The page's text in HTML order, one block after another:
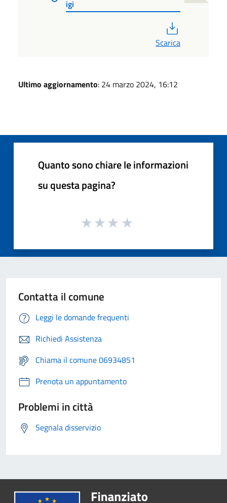
igi
Scarica
Ultimo aggiornamento: 24 marzo 2024, 16:12
Quanto sono chiare le informazioni
su questa pagina?
Contatta il comune
Leggi le domande frequenti
Richiedi Assistenza
Chiama il comune 06934851
Prenota un appuntamento
Problemi in città
Segnala disservizio